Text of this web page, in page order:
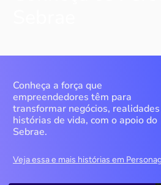
Conheça a força que
empreendedores têm para
transformar negócios,
histórias de vida, com o apoio do
Sebrae.
Veja essa e mais histórias em